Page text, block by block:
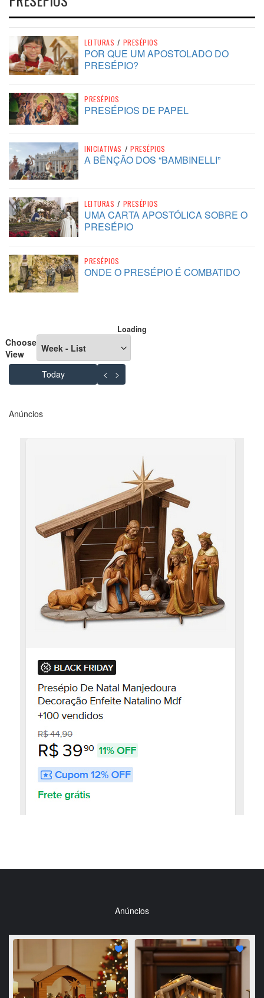
LEITURAS / PRESÉPIOS
POR QUE UM APOSTOLADO DO
PRESÉPIO?
PRESÉPIOS
PRESÉPIOS DE PAPEL
INICIATIVAS / PRESÉPIOS
A BÊNÇÃO DOS “BAMBINELLI”
LEITURAS / PRESÉPIOS
UMA CARTA APOSTÓLICA SOBRE O
PRESÉPIO
PRESÉPIOS
ONDE O PRESÉPIO É COMBATIDO
Skip Calendar
Loading - current view is listWeek
Loading
Choose
View
Today
< >
Anúncios
Anúncios